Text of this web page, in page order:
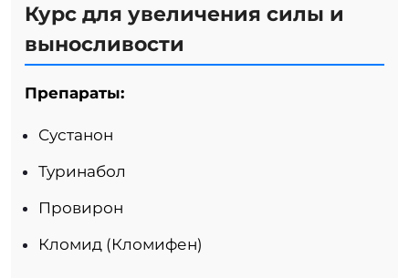
Курс для увеличения силы и
выносливости
Препараты:
Сустанон
Туринабол
Провирон
Кломид (Кломифен)